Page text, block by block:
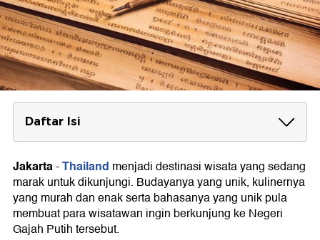
Daftar Isi
Berikut kosakata Bahasa Thailand sehari-
hari dikutip dari berbagai sumber :
Jakarta-Thailand menjadi destinasi wisata yang sedang
marak untuk dikunjungi. Budayanya yang unik, kulinernya
yang murah dan enak serta bahasanya yang unik pula
membuat para wisatawan ingin berkunjung ke Negeri
Gajah Putih tersebut.